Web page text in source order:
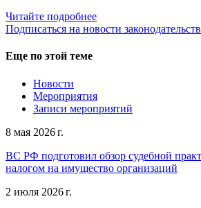
Читайте подробнее
Подписаться на новости
Еще по этой теме
Новости
Мероприятия
Записи мероприятий
8 мая 2026 г.
ВС РФ подготовил обзор судебной
налогом на имущество организаций
2 июля 2026 г.